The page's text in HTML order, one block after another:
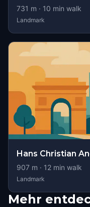
731 m · 10 min walk
Landmark
Hans Christian
907 m · 12 min walk
Landmark
Mehr